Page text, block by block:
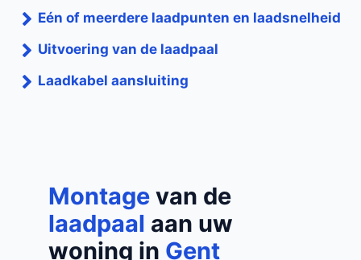
Eén of meerdere laadpunten en laadsnelheid
Uitvoering van de laadpaal
Laadkabel aansluiting
Montage van de
laadpaal aan uw
woning in Gent